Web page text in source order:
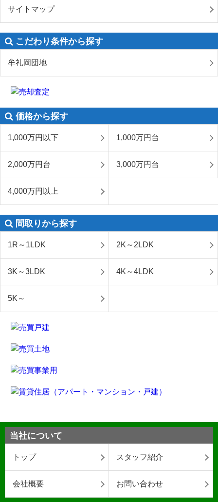
サイトマップ
こだわり条件から探す
牟礼岡団地
価格から探す
1,000万円以下 1,000万円台
2,000万円台 3,000万円台
4,000万円以上
間取りから探す
1R～1LDK 2K～2LDK
3K～3LDK 4K～4LDK
5K～
当社について
トップ スタッフ紹介
会社概要 お問い合わせ